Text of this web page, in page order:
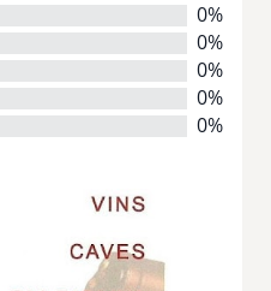
0%
0%
0%
0%
0%